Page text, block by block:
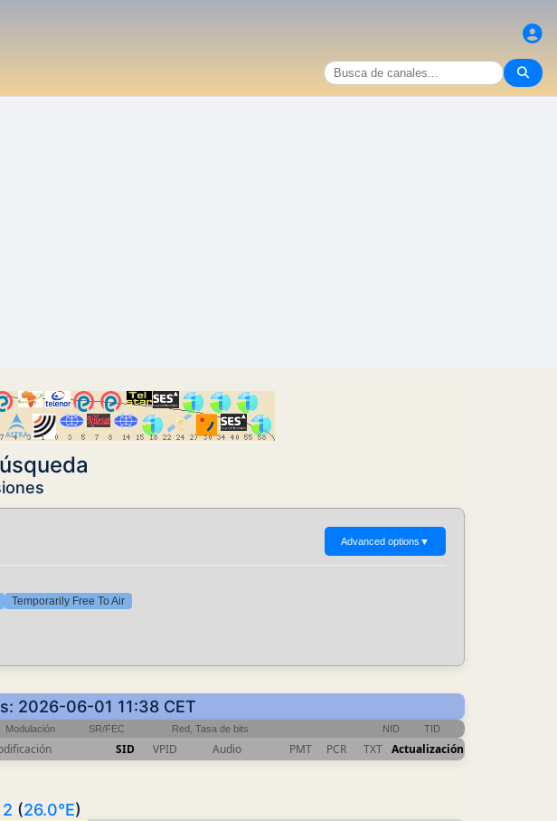
Advanced options ▼
Temporarily Free To Air
2026-06-01 11:38 CET
Modulación SR/FEC Red, Tasa de bits NID TID
SID VPID Audio PMT PCR TXT Actualización
(26.0°E)